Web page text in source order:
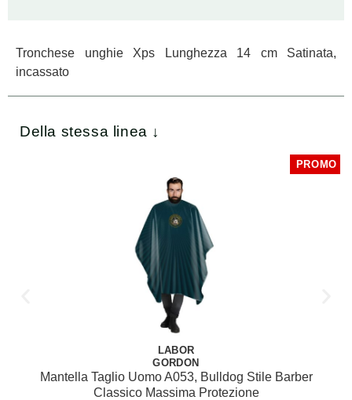
Tronchese unghie Xps Lunghezza 14 cm Satinata,
incassato
Della stessa linea ↓
PROMO
LABOR
GORDON
Mantella Taglio Uomo A053, Bulldog Stile Barber
Classico Massima Protezione